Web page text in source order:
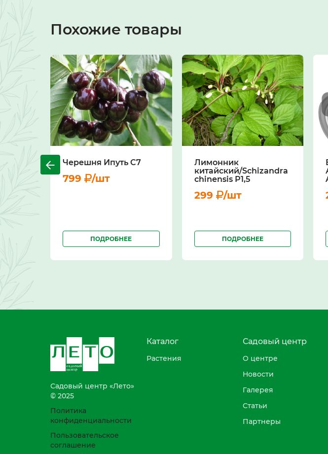
Похожие товары
Черешня Ипуть С7
799 /шт
ПОДРОБНЕЕ
Лимонник
китайский/Schizandra
chinensis Р1,5
299 /шт
ПОДРОБНЕЕ
Садовый центр «Лето»
© 2025
Политика
конфиденциальности
Пользовательское
соглашение
Каталог
Растения
Садовый центр
О центре
Новости
Галерея
Статьи
Партнеры